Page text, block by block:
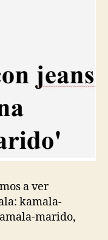
a ver
kamala-
marido,